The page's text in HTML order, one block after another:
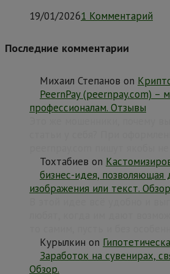
19/01/20261 Комментарий
Последние комментарии
Михаил Степанов on
PeernPay (peernpay.com) –
профессионалам. Отзывы
Тохтабиев on
бизнес-идея, позволяющая
изображения или текст.
Курылкин on
Заработок на сувенирах,
Обзор.